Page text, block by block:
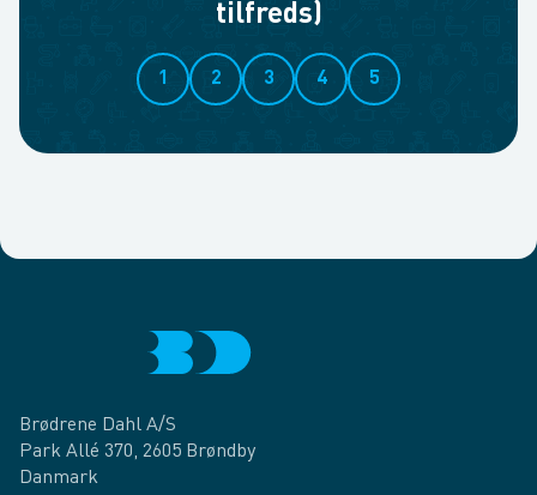
tilfreds)
1 2 3 4 5
Brødrene Dahl A/S
Park Allé 370, 2605 Brøndby
Danmark